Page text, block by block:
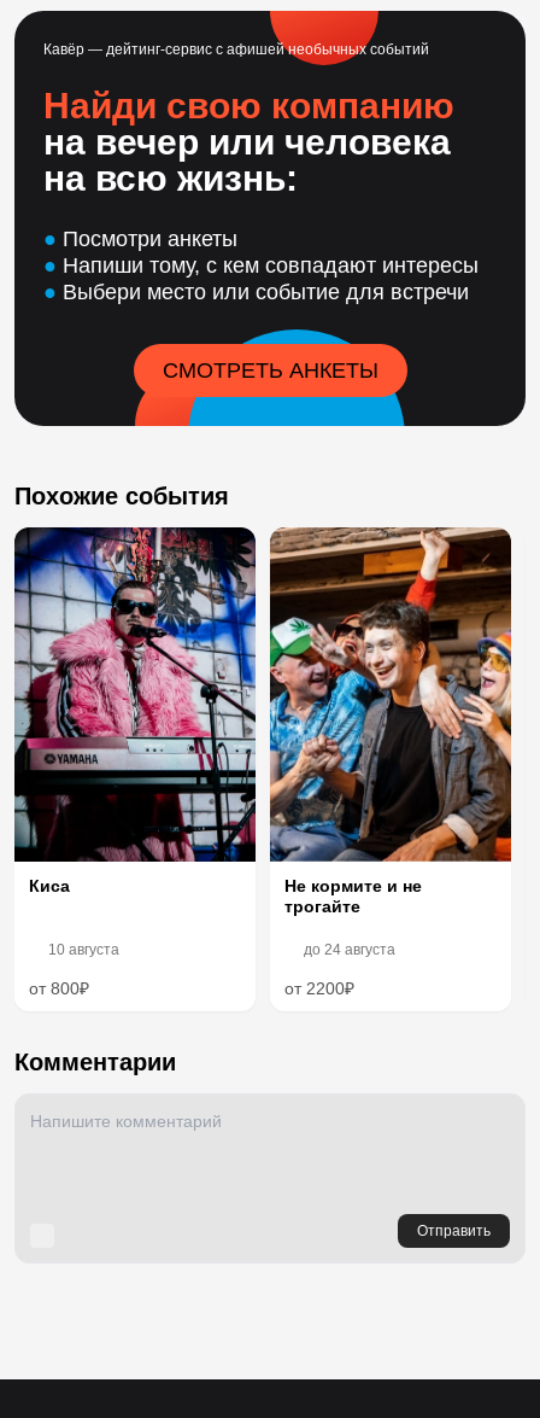
Кавёр — дейтинг-сервис с афишей необычных событий
Найди свою компанию
на вечер или человека
на всю жизнь:
● Посмотри анкеты
● Напиши тому, с кем совпадают интересы
● Выбери место или событие для встречи
СМОТРЕТЬ АНКЕТЫ
Похожие события
Киса
10 августа
от 800₽
Не кормите и не
трогайте
до 24 августа
от 2200₽
Комментарии
Отправить